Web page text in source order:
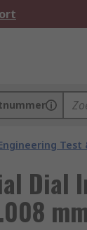
Dial